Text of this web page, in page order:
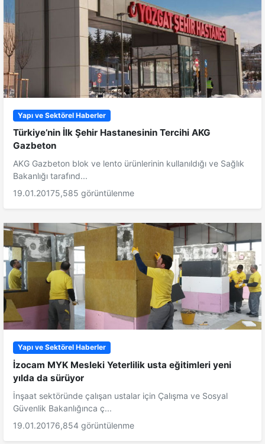
Yapı ve Sektörel Haberler
Türkiye’nin İlk Şehir Hastanesinin Tercihi AKG
Gazbeton
AKG Gazbeton blok ve lento ürünlerinin kullanıldığı ve Sağlık
Bakanlığı tarafınd...
19.01.20175,585 görüntülenme
Yapı ve Sektörel Haberler
İzocam MYK Mesleki Yeterlilik usta eğitimleri yeni
yılda da sürüyor
İnşaat sektöründe çalışan ustalar için Çalışma ve Sosyal
Güvenlik Bakanlığınca ç...
19.01.20176,854 görüntülenme